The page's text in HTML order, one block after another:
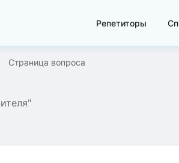
Репетиторы
Страница вопроса